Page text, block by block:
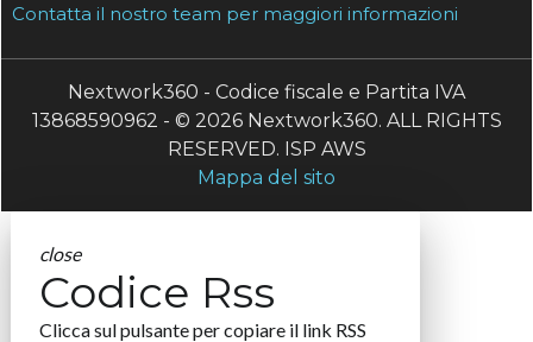
Contatta il nostro team per maggiori informazioni
Nextwork360 - Codice fiscale e Partita IVA
13868590962 - © 2026 Nextwork360. ALL RIGHTS
RESERVED. ISP AWS
Mappa del sito
close
Codice Rss
Clicca sul pulsante per copiare il link RSS